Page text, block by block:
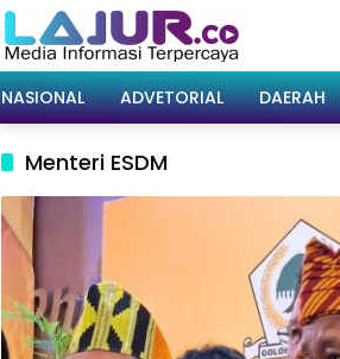
NASIONAL ADVETORIAL DAERAH
Menteri ESDM